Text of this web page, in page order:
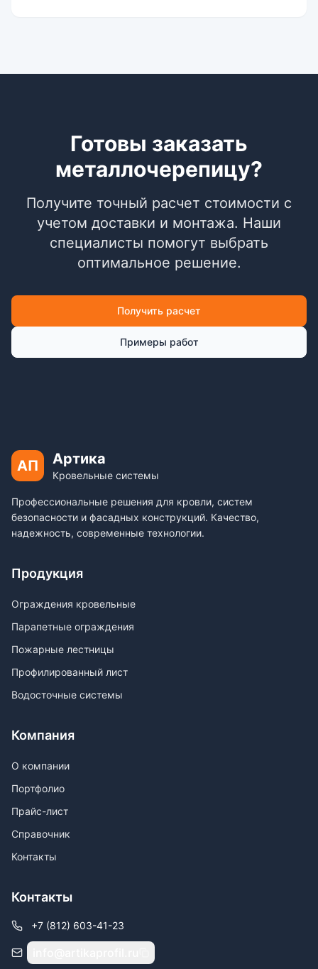
Готовы заказать
металлочерепицу?
Получите точный расчет стоимости с
учетом доставки и монтажа. Наши
специалисты помогут выбрать
оптимальное решение.
Получить расчет
Примеры работ
АП Артика
Кровельные системы
Профессиональные решения для кровли, систем
безопасности и фасадных конструкций. Качество,
надежность, современные технологии.
Продукция
Ограждения кровельные
Парапетные ограждения
Пожарные лестницы
Профилированный лист
Водосточные системы
Компания
О компании
Портфолио
Прайс-лист
Справочник
Контакты
Контакты
+7 (812) 603-41-23